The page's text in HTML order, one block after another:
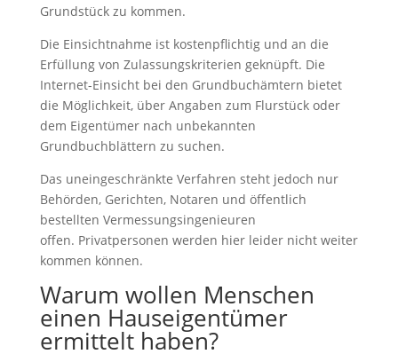
Grundstück zu kommen.
Die Einsichtnahme ist kostenpflichtig und an die
Erfüllung von Zulassungskriterien geknüpft. Die
Internet-Einsicht bei den Grundbuchämtern bietet
die Möglichkeit, über Angaben zum Flurstück oder
dem Eigentümer nach unbekannten
Grundbuchblättern zu suchen.
Das uneingeschränkte Verfahren steht jedoch nur
Behörden, Gerichten, Notaren und öffentlich
bestellten Vermessungsingenieuren
offen. Privatpersonen werden hier leider nicht weiter
kommen können.
Warum wollen Menschen
einen Hauseigentümer
ermittelt haben?